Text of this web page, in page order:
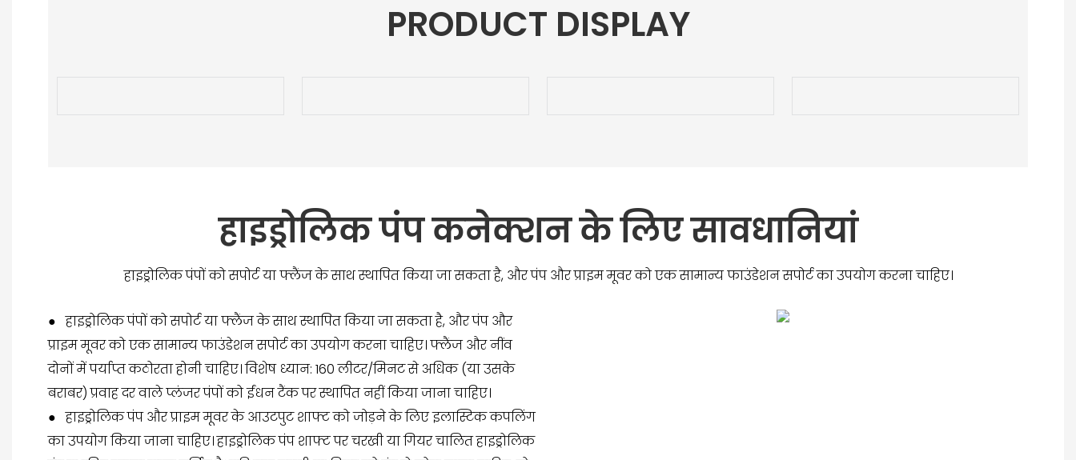
PRODUCT DISPLAY
हाइड्रोलिक पंप कनेक्शन के लिए सावधानियां
हाइड्रोलिक पंपों को सपोर्ट या फ्लैंज के साथ स्थापित किया जा सकता है, और पंप और प्राइम मूवर को एक सामान्य फाउंडेशन सपोर्ट का उपयोग करना चाहिए।
● हाइड्रोलिक पंपों को सपोर्ट या फ्लैंज के साथ स्थापित किया जा सकता है, और पंप और
प्राइम मूवर को एक सामान्य फाउंडेशन सपोर्ट का उपयोग करना चाहिए। फ्लैंज और नींव
दोनों में पर्याप्त कठोरता होनी चाहिए। विशेष ध्यान: 160 लीटर/मिनट से अधिक (या उसके
बराबर) प्रवाह दर वाले प्लंजर पंपों को ईंधन टैंक पर स्थापित नहीं किया जाना चाहिए।
● हाइड्रोलिक पंप और प्राइम मूवर के आउटपुट शाफ्ट को जोड़ने के लिए इलास्टिक कपलिंग
का उपयोग किया जाना चाहिए। हाइड्रोलिक पंप शाफ्ट पर चरखी या गियर चालित हाइड्रोलिक